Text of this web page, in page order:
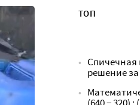
ТОП
Спичечная
решение